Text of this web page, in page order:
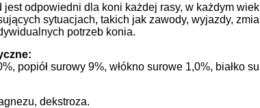
jest odpowiedni dla koni każdej rasy, w każdym
sytuacjach, takich jak zawody, wyjazdy,
potrzeb konia.
popiół surowy 9%, włókno surowe 1,0%, białko
dekstroza.